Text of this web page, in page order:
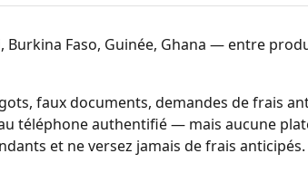
Faso, Guinée, Ghana — entre
faux documents, demandes de frais
téléphone authentifié — mais aucune
et ne versez jamais de frais anticipés.